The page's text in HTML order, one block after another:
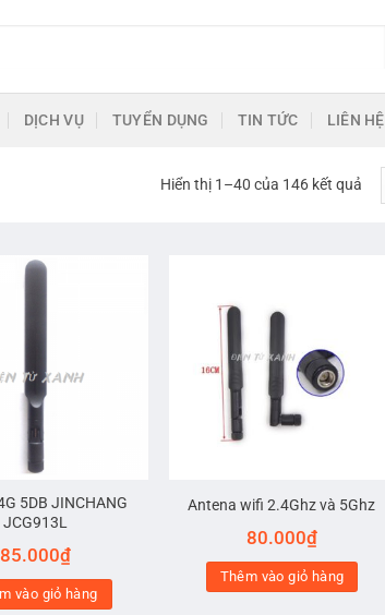
DỊCH VỤ TUYỂN DỤNG TIN TỨC LIÊN HỆ
Hiển thị 1–40 của 146 kết quả
5DB JINCHANG
JCG913L
85.000₫
vào giỏ hàng
Antena wifi 2.4Ghz và 5Ghz
80.000₫
Thêm vào giỏ hàng